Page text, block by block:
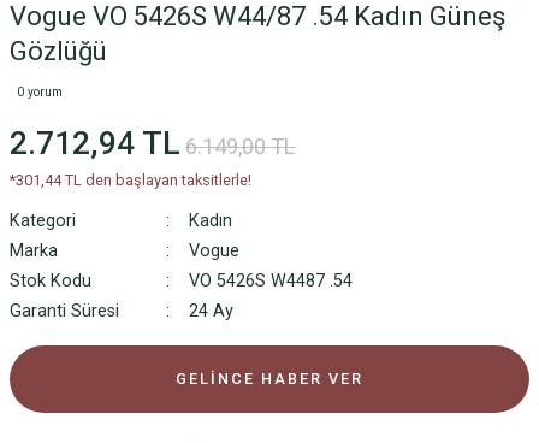
Vogue VO 5426S W44/87 .54 Kadın Güneş
Gözlüğü
0 yorum
2.712,94 TL 6.149,00 TL
*301,44 TL den başlayan taksitlerle!
Kategori
Kadın
Marka
Vogue
Stok Kodu
VO 5426S W4487 .54
Garanti Süresi
24 Ay
GELİNCE HABER VER